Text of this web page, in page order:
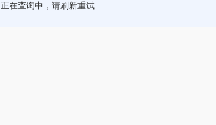
正在查询中，请刷新重试